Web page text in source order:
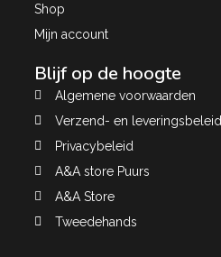
Shop
Mijn account
Blijf op de hoogte
Algemene voorwaarden
Verzend- en leveringsbeleid
Privacybeleid
A&A store Puurs
A&A Store
Tweedehands